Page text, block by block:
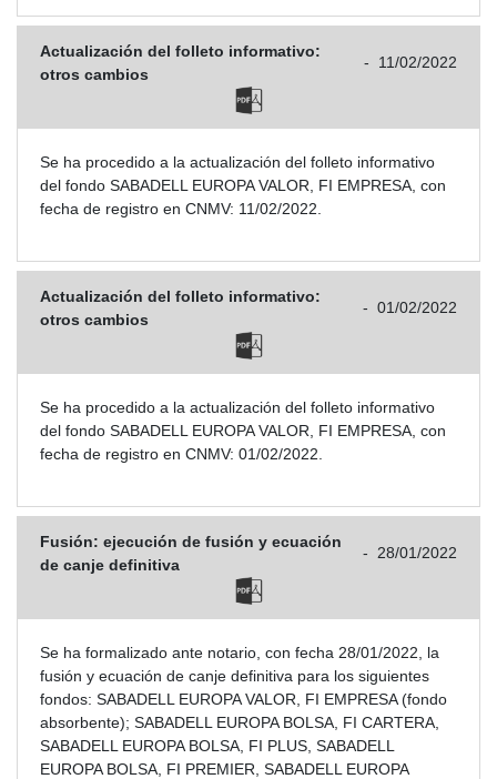
Actualización del folleto informativo:
otros cambios
- 11/02/2022
Se ha procedido a la actualización del folleto informativo
del fondo SABADELL EUROPA VALOR, FI EMPRESA, con
fecha de registro en CNMV: 11/02/2022.
Actualización del folleto informativo:
otros cambios
- 01/02/2022
Se ha procedido a la actualización del folleto informativo
del fondo SABADELL EUROPA VALOR, FI EMPRESA, con
fecha de registro en CNMV: 01/02/2022.
Fusión: ejecución de fusión y ecuación
de canje definitiva
- 28/01/2022
Se ha formalizado ante notario, con fecha 28/01/2022, la
fusión y ecuación de canje definitiva para los siguientes
fondos: SABADELL EUROPA VALOR, FI EMPRESA (fondo
absorbente); SABADELL EUROPA BOLSA, FI CARTERA,
SABADELL EUROPA BOLSA, FI PLUS, SABADELL
EUROPA BOLSA, FI PREMIER, SABADELL EUROPA